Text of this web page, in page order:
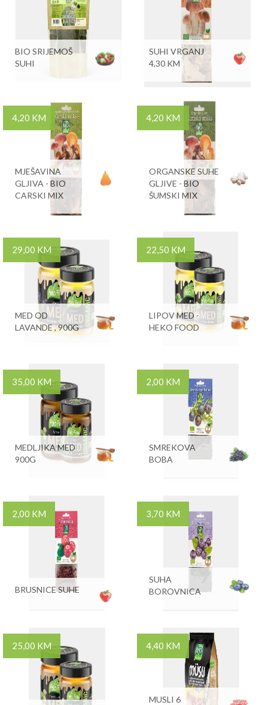
BIO SRIJEMOŠ
SUHI
SUHI VRGANJ
4,30 KM
4,20 KM
MJEŠAVINA
GLJIVA - BIO
CARSKI MIX
4,20 KM
ORGANSKE SUHE
GLJIVE - BIO
ŠUMSKI MIX
29,00 KM
MED OD
LAVANDE , 900G
22,50 KM
LIPOV MED -
HEKO FOOD
35,00 KM
MEDLJIKA MED
900G
2,00 KM
SMREKOVA
BOBA
2,00 KM
BRUSNICE SUHE
3,70 KM
SUHA
BOROVNICA
25,00 KM 4,40 KM
MUSLI 6